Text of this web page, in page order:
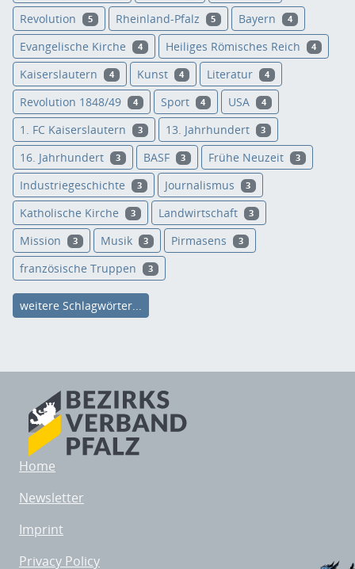
Revolution 5 Rheinland-Pfalz 5 Bayern 4
Evangelische Kirche 4 Heiliges Römisches Reich 4
Kaiserslautern 4 Kunst 4 Literatur 4
Revolution 1848/49 4 Sport 4 USA 4
1. FC Kaiserslautern 3 13. Jahrhundert 3
16. Jahrhundert 3 BASF 3 Frühe Neuzeit 3
Industriegeschichte 3 Journalismus 3
Katholische Kirche 3 Landwirtschaft 3
Mission 3 Musik 3 Pirmasens 3
französische Truppen 3
weitere Schlagwörter...
Home
Newsletter
Imprint
Privacy Policy